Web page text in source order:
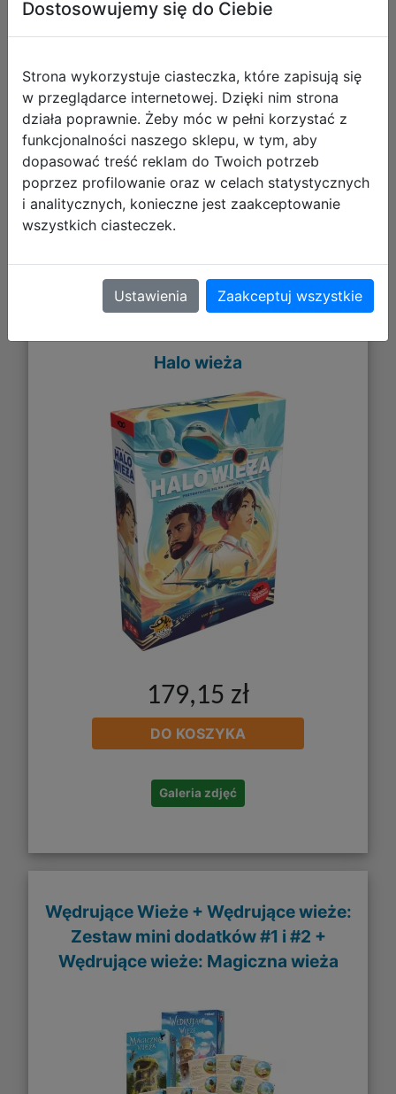
77,23 zł
DO KOSZYKA
Halo wieża
179,15 zł
DO KOSZYKA
Galeria zdjęć
Wędrujące Wieże + Wędrujące wieże:
Zestaw mini dodatków #1 i #2 +
Wędrujące wieże: Magiczna wieża
Dostosowujemy się do Ciebie
Strona wykorzystuje ciasteczka, które zapisują się
w przeglądarce internetowej. Dzięki nim strona
działa poprawnie. Żeby móc w pełni korzystać z
funkcjonalności naszego sklepu, w tym, aby
dopasować treść reklam do Twoich potrzeb
poprzez profilowanie oraz w celach statystycznych
i analitycznych, konieczne jest zaakceptowanie
wszystkich ciasteczek.
Ustawienia Zaakceptuj wszystkie